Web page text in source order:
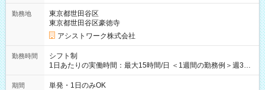
勤務地
東京都世田谷区
東京都世田谷区豪徳寺
アシストワーク株式会社
勤務時間
シフト制
1日あたりの実働時間：最大15時間/日 ＜1週間の勤務例＞週3回
勤務 勤務：月・水・金 休み：火・木・土・日 好きな時にお仕事
可能です！ ※1日あたりの最大実働時間は日勤、夜勤共に勤務し
期間 単発・1日のみOK